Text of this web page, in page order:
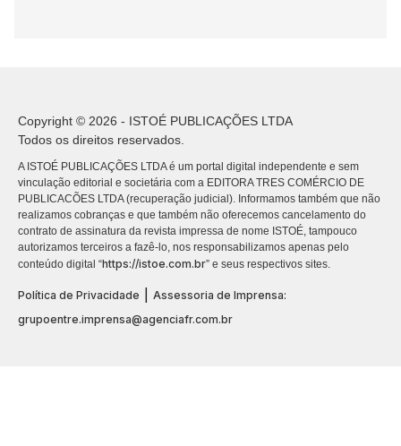
Copyright © 2026 - ISTOÉ PUBLICAÇÕES LTDA
Todos os direitos reservados.
A ISTOÉ PUBLICAÇÕES LTDA é um portal digital independente e sem
vinculação editorial e societária com a EDITORA TRES COMÉRCIO DE
PUBLICACÕES LTDA (recuperação judicial). Informamos também que não
realizamos cobranças e que também não oferecemos cancelamento do
contrato de assinatura da revista impressa de nome ISTOÉ, tampouco
autorizamos terceiros a fazê-lo, nos responsabilizamos apenas pelo
conteúdo digital “https://istoe.com.br” e seus respectivos sites.
Política de Privacidade
Assessoria de Imprensa:
grupoentre.imprensa@agenciafr.com.br